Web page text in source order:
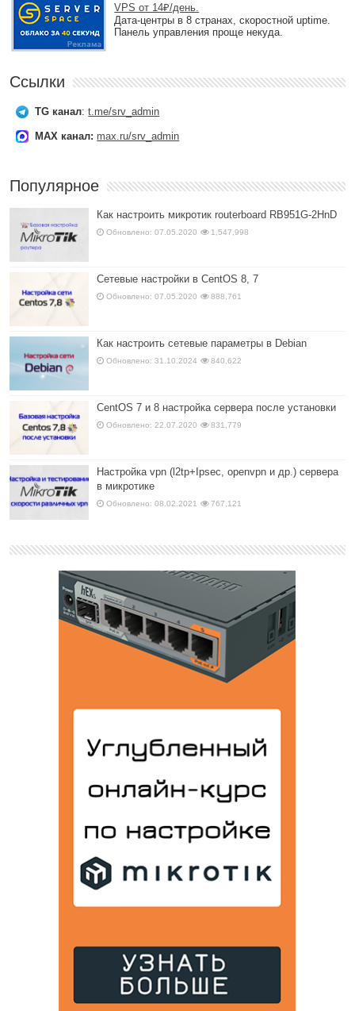
VPS от 14₽/день.
Дата-центры в 8 странах, скоростной uptime.
Панель управления проще некуда.
Ссылки
TG канал:t.me/srv_admin
MAX канал: max.ru/srv_admin
Популярное
Как настроить микротик routerboard RB951G-2HnD
Обновлено: 07.05.2020 1,547,998
Сетевые настройки в CentOS 8, 7
Обновлено: 07.05.2020 888,761
Как настроить сетевые параметры в Debian
Обновлено: 31.10.2024 840,622
CentOS 7 и 8 настройка сервера после установки
Обновлено: 22.07.2020 831,779
Настройка vpn (l2tp+Ipsec, openvpn и др.) сервера
в микротике
Обновлено: 08.02.2021 767,121